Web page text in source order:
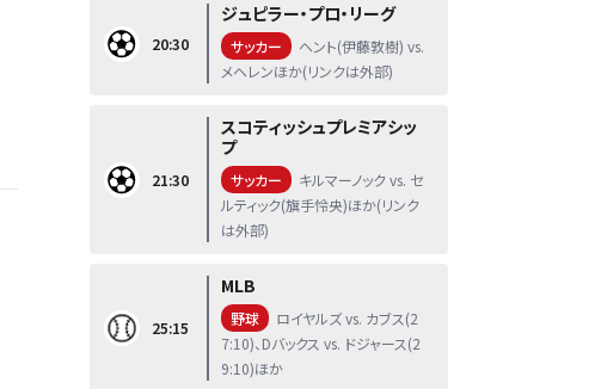
20:30
ジュピラー・プロ・リーグ
サッカー
ヘント(伊藤敦樹) vs.
メヘレンほか(リンクは外部)
21:30
スコティッシュプレミアシッ
プ
サッカー
キルマーノック vs. セ
ルティック(旗手怜央)ほか(リンク
は外部)
25:15
MLB
野球
ロイヤルズ vs. カブス(2
7:10)、Dバックス vs. ドジャース(2
9:10)ほか